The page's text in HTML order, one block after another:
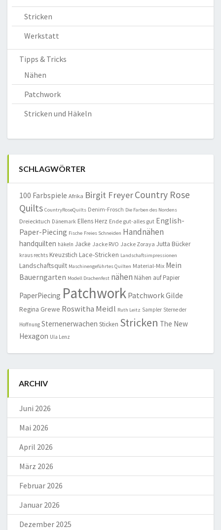
Stricken
Werkstatt
Tipps & Tricks
Nähen
Patchwork
Stricken und Häkeln
SCHLAGWÖRTER
100 Farbspiele Afrika Birgit FreyerCountry Rose
Quilts CountryRoseQuilts Denim-Frosch Die Farben des Nordens
Dreiecktuch Dänemark Ellens Herz Ende gut-alles gut English-
Paper-Piecing Fische Freies Schneiden Handnähen
handquilten häkeln Jacke Jacke RVO Jacke Zoraya Jutta Bücker
kraus rechts Kreuzstich Lace-Stricken Landschaftsimpressionen
Landschaftsquilt Maschinengeführtes Quilten Material-Mix Mein
Bauerngarten Modell Drachenfest nähen Nähen auf Papier
PaperPiecing Patchwork Patchwork Gilde
Regina Grewe Roswitha Meidl Ruth Leitz Sampler Sterne der
Hoffnung Sternenerwachen Sticken Stricken The New
Hexagon Ula Lenz
ARCHIV
Juni 2026
Mai 2026
April 2026
März 2026
Februar 2026
Januar 2026
Dezember 2025